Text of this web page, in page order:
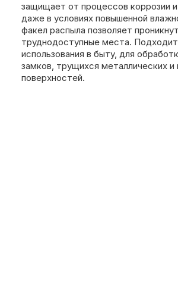
защищает от процессов коррозии и
даже в условиях повышенной
факел распыла позволяет
труднодоступные места.
использования в быту, для
замков, трущихся металлических и
поверхностей.